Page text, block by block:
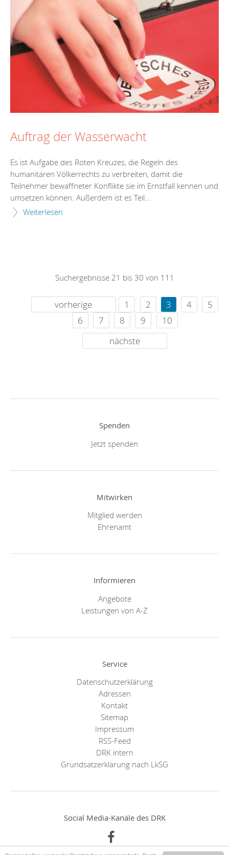
Auftrag der Wasserwacht
Es ist Aufgabe des Roten Kreuzes, die Regeln des
humanitären Völkerrechts zu verbreiten, damit die
Teilnehmer bewaffneter Konflikte sie im Ernstfall kennen und
umsetzen können. Außerdem ist es Teil...
Weiterlesen
Suchergebnisse 21 bis 30 von 111
vorherige 1 2 3 4
5
6
7 8 9
10
nächste
Spenden
Jetzt spenden
Mitwirken
Mitglied werden
Ehrenamt
Informieren
Angebote
Leistungen von A-Z
Service
Datenschutzerklärung
Adressen
Kontakt
Sitemap
Impressum
RSS-Feed
DRK intern
Grundsatzerklärung nach LkSG
Social Media-Kanäle des DRK